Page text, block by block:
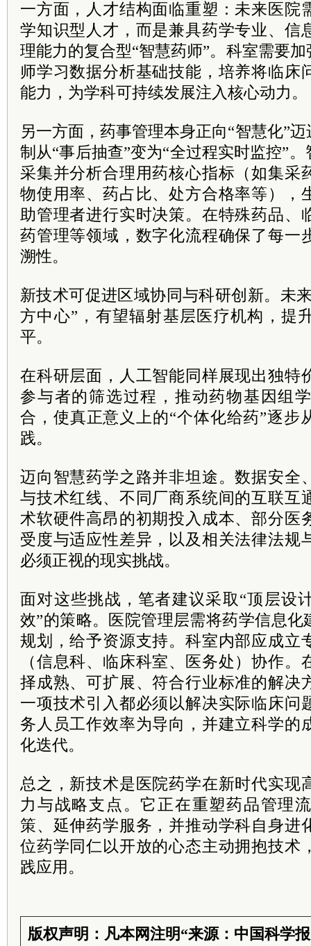
一方面，人才结构面临重塑：未来医院
学知识型人才，而是兼具药学专业、信
理能力的复合型“智慧药师”。科室需要
师学习数据分析基础技能，培养将临床
能力，为学科可持续发展注入核心动力。
另一方面，药事管理本身正向“智慧化”
制从“事后抽查”变为“全过程实时监控”
采集并分析合理用药核心指标（如集采
物使用率、药占比、处方合格率等），
助管理者进行实时决策。在特殊药品、
药管理等领域，数字化流程确保了每一
溯性。
新技术可促进区域协同与科研创新。未
方中心”，有望辐射基层医疗机构，提
平。
在科研层面，人工智能同样展现出独特
参与者的筛选过程，推动药物基因组
合，使真正意义上的“个体化给药”逐步
践。
迈向智慧药学之路并非坦途。数据安全
与技术红线、不同厂商系统间的互联互
术软硬件高昂的初期投入成本、部分医
受度与适应性差异，以及相关法律法规
必须正视的现实挑战。
面对这些挑战，笔者建议采取“顶层设
效”的策略。医院管理层需将药学信息
规划，给予资源支持。科室内部应成立
（信息科、临床科室、医务处）协作
择成熟、可扩展、符合行业标准的解决
一项技术引入都必须以解决实际临床问
务人员工作效率为导向，并建立科学的
化迭代。
总之，新技术是医院药学在新时代实现
力与战略支点。它正在重塑药品管理
策、延伸药学服务，并推动学科自身进
位药学同仁以开放的心态主动拥抱技术
践应用。
版权声明：凡本网注明“来源：中国科学